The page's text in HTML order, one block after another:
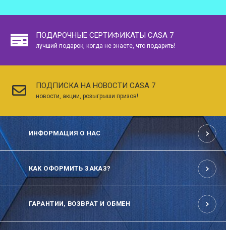
ПОДАРОЧНЫЕ СЕРТИФИКАТЫ CASA 7
лучший подарок, когда не знаете, что подарить!
ПОДПИСКА НА НОВОСТИ CASA 7
новости, акции, розыгрыши призов!
ИНФОРМАЦИЯ О НАС
КАК ОФОРМИТЬ ЗАКАЗ?
ГАРАНТИИ, ВОЗВРАТ И ОБМЕН